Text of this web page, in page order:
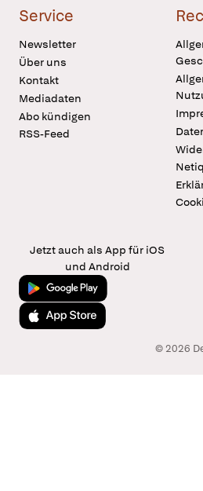
Service
Newsletter
Über uns
Kontakt
Mediadaten
Abo kündigen
RSS-Feed
Jetzt auch als App für iOS
und Android
Jetzt bei Google Play
Laden im App Store
© 2026